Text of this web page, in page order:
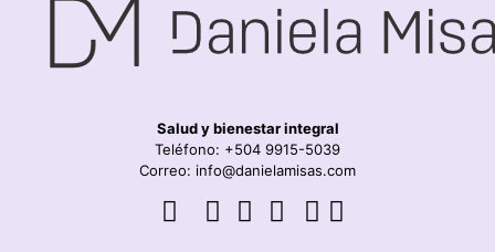
Salud y bienestar integral
Teléfono: +504 9915-5039
Correo: info@danielamisas.com